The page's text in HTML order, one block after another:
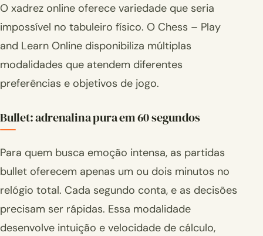
O xadrez online oferece variedade que seria
impossível no tabuleiro físico. O Chess – Play
and Learn Online disponibiliza múltiplas
modalidades que atendem diferentes
preferências e objetivos de jogo.
Bullet: adrenalina pura em 60 segundos
Para quem busca emoção intensa, as partidas
bullet oferecem apenas um ou dois minutos no
relógio total. Cada segundo conta, e as decisões
precisam ser rápidas. Essa modalidade
desenvolve intuição e velocidade de cálculo,